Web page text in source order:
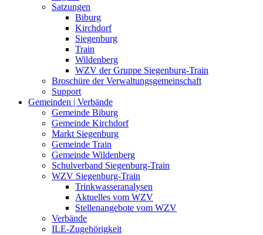
Satzungen
Biburg
Kirchdorf
Siegenburg
Train
Wildenberg
WZV der Gruppe Siegenburg-Train
Broschüre der Verwaltungsgemeinschaft
Support
Gemeinden | Verbände
Gemeinde Biburg
Gemeinde Kirchdorf
Markt Siegenburg
Gemeinde Train
Gemeinde Wildenberg
Schulverband Siegenburg-Train
WZV Siegenburg-Train
Trinkwasseranalysen
Aktuelles vom WZV
Stellenangebote vom WZV
Verbände
ILE-Zugehörigkeit